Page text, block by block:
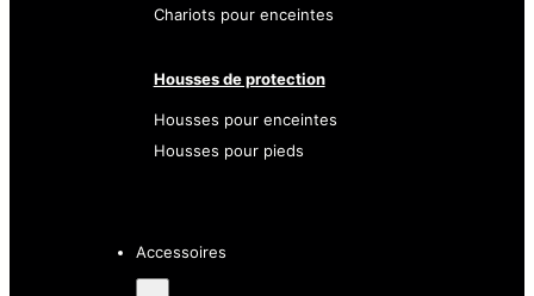
Chariots pour enceintes
Housses de protection
Housses pour enceintes
Housses pour pieds
Accessoires